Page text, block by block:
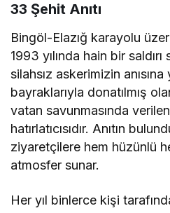
33 Şehit Anıtı
Bingöl-Elazığ karayolu
1993 yılında hain bir
silahsız askerimizin anısına
bayraklarıyla donatılmış
vatan savunmasında
hatırlatıcısıdır. Anıtın
ziyaretçilere hem hüzünlü
atmosfer sunar.
Her yıl binlerce kişi